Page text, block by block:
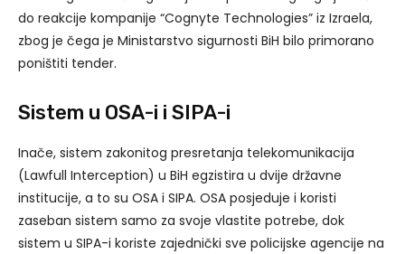
do reakcije kompanije “Cognyte Technologies” iz Izraela,
zbog je čega je Ministarstvo sigurnosti BiH bilo primorano
poništiti tender.
Sistem u OSA-i i SIPA-i
Inače, sistem zakonitog presretanja telekomunikacija
(Lawfull Interception) u BiH egzistira u dvije državne
institucije, a to su OSA i SIPA. OSA posjeduje i koristi
zaseban sistem samo za svoje vlastite potrebe, dok
sistem u SIPA-i koriste zajednički sve policijske agencije na